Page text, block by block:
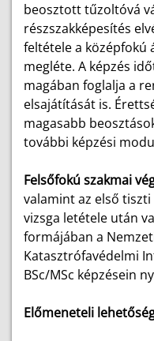
beosztott tűzoltóvá
részszakképesítés
feltétele a középfokú
megléte. A képzés
magában foglalja a
elsajátítását is.
magasabb
további képzési
Felsőfokú szakmai
valamint az első
vizsga letétele után
formájában a
Katasztrófavédelmi
BSc/MSc képzésein
Előmeneteli